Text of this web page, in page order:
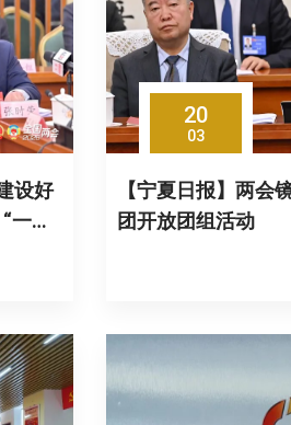
设好
一带
20
03
【宁夏日报】两会
团开放团组活动